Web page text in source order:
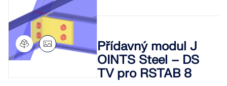
Nástroj Geo-zóny
Online služba Dlubal poskytuje mapy oblastí pro
rychlé stanovení sněhových zatížení, rychlostí větru
Přídavný modul J
OINTS Steel – DS
TV pro RSTAB 8